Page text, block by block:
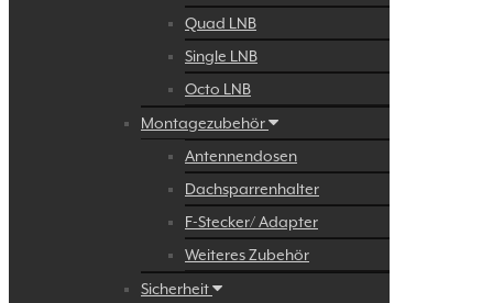
Quad LNB
Single LNB
Octo LNB
Montagezubehör
Antennendosen
Dachsparrenhalter
F-Stecker/ Adapter
Weiteres Zubehör
Sicherheit